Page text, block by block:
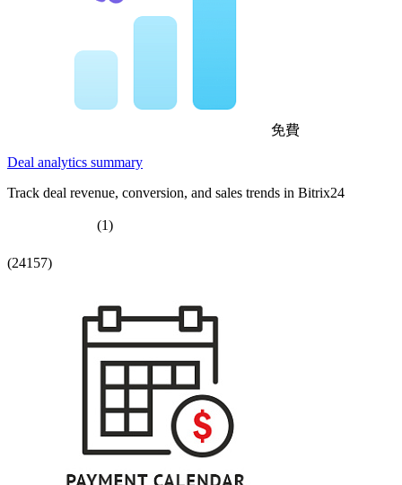
免費
Deal analytics summary
Track deal revenue, conversion, and sales trends in Bitrix24
(1)
(24157)